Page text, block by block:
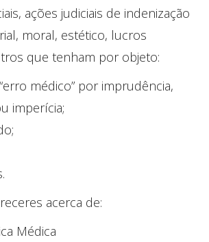
ações judiciais de indenização
moral, estético, lucros
que tenham por objeto:
médico” por imprudência,
imperícia;
acerca de:
Médica